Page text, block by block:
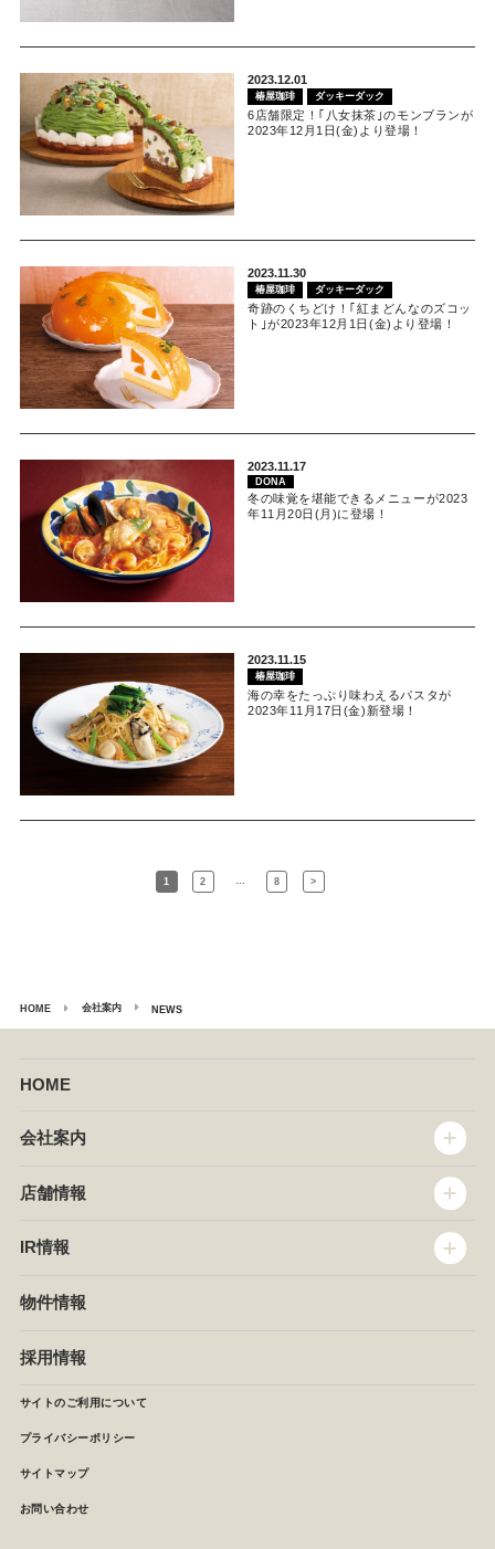
2023.12.01
椿屋珈琲 ダッキーダック
6店舗限定！｢八女抹茶｣のモンブランが
2023年12月1日(金)より登場！
2023.11.30
椿屋珈琲 ダッキーダック
奇跡のくちどけ！｢紅まどんなのズコッ
ト｣が2023年12月1日(金)より登場！
2023.11.17
DONA
冬の味覚を堪能できるメニューが2023
年11月20日(月)に登場！
2023.11.15
椿屋珈琲
海の幸をたっぷり味わえるパスタが
2023年11月17日(金)新登場！
1 2 … 8 >
HOME 会社案内 NEWS
HOME
会社案内
企業情報
セントラルキッチン
NEWS
店舗情報
椿屋珈琲
イタリアンダイニングDONA
店舗検索
IR情報
IRニュース
月次報告
決算短信
株主の皆様へ
よくあるご質問 (株主優待制度)
物件情報
採用情報
サイトのご利用について
プライバシーポリシー
サイトマップ
お問い合わせ